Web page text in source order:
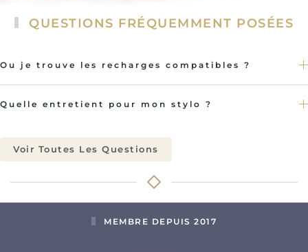
QUESTIONS FRÉQUEMMENT POSÉES
Ou je trouve les recharges compatibles ?
Quelle entretient pour mon stylo ?
Voir Toutes Les Questions
MEMBRE DEPUIS 2017